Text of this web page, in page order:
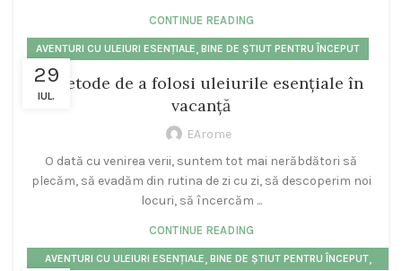
CONTINUE READING
29
IUL.
AVENTURI CU ULEIURI ESENȚIALE, BINE DE ȘTIUT PENTRU ÎNCEPUT
5 metode de a folosi uleiurile esențiale în
vacanță
EArome
O dată cu venirea verii, suntem tot mai nerăbdători să
plecăm, să evadăm din rutina de zi cu zi, să descoperim noi
locuri, să încercăm ...
CONTINUE READING
AVENTURI CU ULEIURI ESENȚIALE, BINE DE ȘTIUT PENTRU ÎNCEPUT,